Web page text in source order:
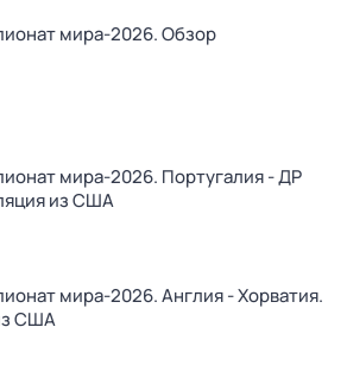
мира-2026. Обзор
мира-2026. Португалия - ДР
из США
мира-2026. Англия - Хорватия.
США